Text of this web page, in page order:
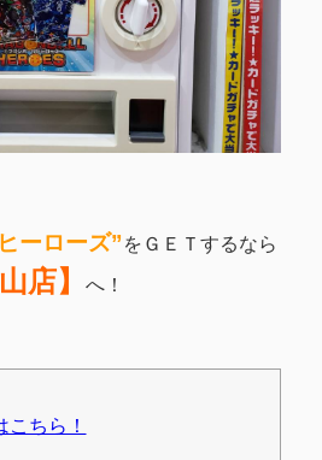
ーローズ”をＧＥＴするなら
店】 へ！
こちら！